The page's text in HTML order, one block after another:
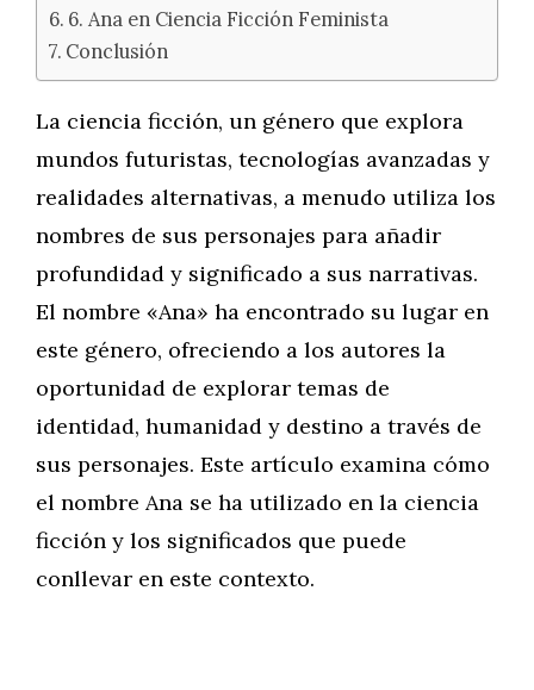
6. Ana en Ciencia Ficción Feminista
Conclusión
La ciencia ficción, un género que explora
mundos futuristas, tecnologías avanzadas y
realidades alternativas, a menudo utiliza los
nombres de sus personajes para añadir
profundidad y significado a sus narrativas.
El nombre «Ana» ha encontrado su lugar en
este género, ofreciendo a los autores la
oportunidad de explorar temas de
identidad, humanidad y destino a través de
sus personajes. Este artículo examina cómo
el nombre Ana se ha utilizado en la ciencia
ficción y los significados que puede
conllevar en este contexto.